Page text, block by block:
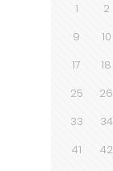
1 2
9
10
17
18
25
26
33
34
41
42